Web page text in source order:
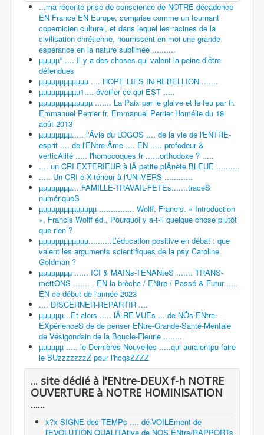
...ma récente prise de conscience de NOTRE décadence
EN France EN Europe, comprise comme un tournant
copernicien culturel, et dans lequel les racines de la
civilisation chrétienne, nourrissent en moi une grande
espérance en la nature subliméé ..........
µµµµµ* .... Il y a des choses qui valent la peine d’être
défendues
µµµµµµµµµµµµ .... HOPE LIES IN REBELLION .......
µµµµµµµµµµ1.... éveiller ce qui EST .....
µµµµµµµµµµµµµ ....... La Paix par le glaive et le feu par fr.
Emmanuel Perrier fr. Emmanuel Perrier Homélie du 18
août 2013
µµµµµµµµ..... l'Âvie du LOGOS .... de la vie de l'ENTRE-
esprit .... de l'ENtre-Âme .... EN ..... profodeur &
verticÂlité ..... l'homocoques.fr ......orthodoxe ? .....
.... un CRI EXTERIEUR à lÂ petite plÂnète BLEUE ..........
..... Un CRI e-X-térieur à l'UNi-VERS ............
µµµµµµµµ....FAMILLE-TRAVAIL-FÊTEs.......traceS
numériqueS
µµµµµµµµµµµµµµ ............... Wolff, Francis. « Introduction
», Francis Wolff éd., Pourquoi y a-t-il quelque chose plutôt
que rien ?
µµµµµµµµµµµµ..........L’éducation positive en débat : que
valent les arguments scientifiques de la psy Caroline
Goldman ?
µµµµµµµµ ...... ICI & MAINs-TENANteS ....... TRANS-
mettONS ....... . EN la brèche / ENtre / Passé & Futur .....
EN ce début de l'année 2023
.... DISCERNER-REPARTIR ....
µµµµµµ...Et alors ..... lÂ-RE-VUEs ... de NÔs-ENtre-
EXpérienceS de de penser ENtre-Grande-Santé-Mentale
de Vésigondain de la Boucle-Fleurie ........
µµµµµµ ..... le Dernières Nouvelles .....qui auraientpu faire
le BUzzzzzzzZ pour l'hcqsZZZZ
... site dédié à l'ENtre-DEUX f-h NOTRE
OUVERTURE à NOTRE HOMINISATION
......
x?x SIGNE des TEMPs .... dé-VOILEment de
l'EVOLUTION QUALITAtive de NOS ENtre/RAPPORTs